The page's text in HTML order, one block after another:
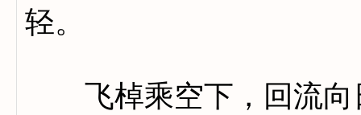
轻。
飞棹乘空下，回流向